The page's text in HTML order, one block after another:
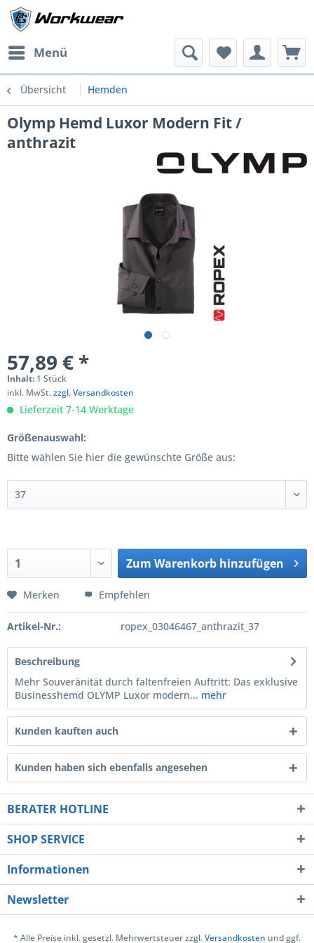
Menü
Übersicht Hemden
Olymp Hemd Luxor Modern Fit /
anthrazit
57,89 € *
Inhalt: 1 Stück
inkl. MwSt.zzgl. Versandkosten
Lieferzeit 7-14 Werktage
Größenauswahl:
Bitte wählen Sie hier die gewünschte Größe aus:
Zum Warenkorb hinzufügen
Merken Empfehlen
Artikel-Nr.: ropex_03046467_anthrazit_37
Beschreibung
Mehr Souveränität durch faltenfreien Auftritt: Das exklusive
Businesshemd OLYMP Luxor modern... mehr
Kunden kauften auch
Kunden haben sich ebenfalls angesehen
BERATER HOTLINE
SHOP SERVICE
Informationen
Newsletter
* Alle Preise inkl. gesetzl. Mehrwertsteuer zzgl.Versandkosten und ggf.